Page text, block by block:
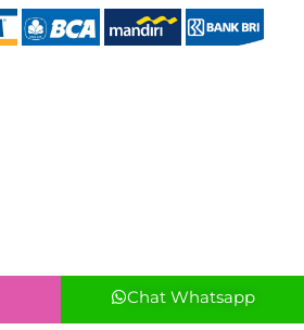
Chat Whatsapp